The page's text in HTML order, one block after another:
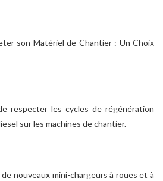
son Matériel de Chantier : Un Choix
respecter les cycles de régénération
sur les machines de chantier.
nouveaux mini-chargeurs à roues et à